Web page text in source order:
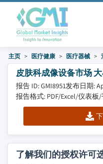
主页 医疗健康 医疗器械
皮肤科成像设备市场
报告 ID: GMI8951发布日期:
报告格式: PDF/Excel/仪表板
了解我们的授权许可